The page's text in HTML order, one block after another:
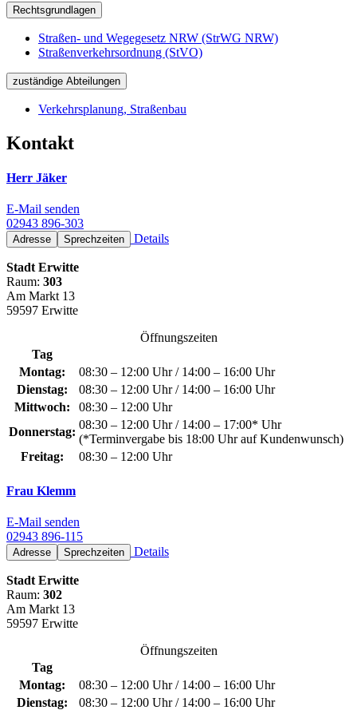
Rechtsgrundlagen
Straßen- und Wegegesetz NRW (StrWG NRW)
Straßenverkehrsordnung (StVO)
zuständige Abteilungen
Verkehrsplanung, Straßenbau
Kontakt
Herr Jäker
E-Mail senden
02943 896-303
Adresse Sprechzeiten Details
Stadt Erwitte
Raum: 303
Am Markt 13
59597 Erwitte
Öffnungszeiten
Tag
Montag:
08:30 – 12:00 Uhr / 14:00 – 16:00 Uhr
Dienstag:
08:30 – 12:00 Uhr / 14:00 – 16:00 Uhr
Mittwoch:
08:30 – 12:00 Uhr
Donnerstag:
08:30 – 12:00 Uhr / 14:00 – 17:00* Uhr
(*Terminvergabe bis 18:00 Uhr auf Kundenwunsch)
Freitag:
08:30 – 12:00 Uhr
Frau Klemm
E-Mail senden
02943 896-115
Adresse Sprechzeiten Details
Stadt Erwitte
Raum: 302
Am Markt 13
59597 Erwitte
Öffnungszeiten
Tag
Montag:
08:30 – 12:00 Uhr / 14:00 – 16:00 Uhr
Dienstag:
08:30 – 12:00 Uhr / 14:00 – 16:00 Uhr